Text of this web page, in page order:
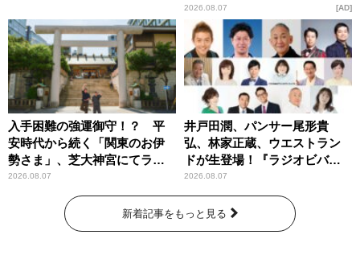
2026.08.07 AD
入手困難の強運御守！？ 平
安時代から続く「関東のお伊
勢さま」、芝大神宮にてラン
パンプスが合格祈願！
2026.08.07
井戸田潤、パンサー尾形貴
弘、林家正蔵、ウエストラン
ドが生登場！『ラジオビバリ
ー昼ズ』
2026.08.07
新着記事をもっと見る